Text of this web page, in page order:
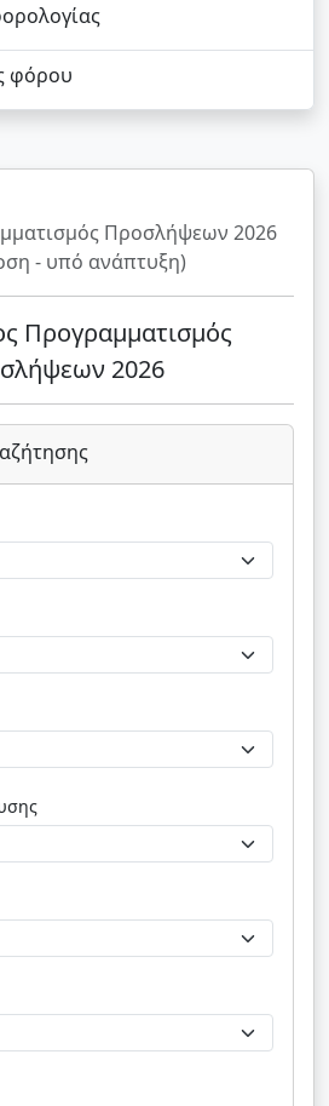
φόρου
Προσλήψεων 2026
- υπό ανάπτυξη)
Προγραμματισμός
2026